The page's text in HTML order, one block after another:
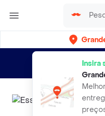
Insira
Entregas